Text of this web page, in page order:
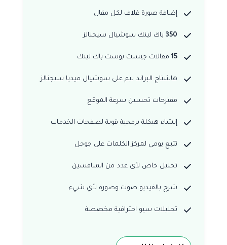
إضافة صورة غلاف لكل مقال
350باك لينك سوشيال سيجنالز
15 مقالات جيست بوست باك لينك
هاشتاج البراند نيم على سوشيال ميديا سيجنالز
مقترحات تحسين سرعة الموقع
إنشاء هيكلة برمجية قوية لصفحات الخدمات
تتبع يومي لمركز الكلمات على جوجل
تحليل خاص لأي عدد من المنافسين
شرح بالفيديو صوت وصورة لأي شيء
تحليلات سيو احترافية مخصصة